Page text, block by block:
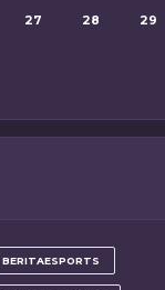
27 28 29
BERITAESPORTS